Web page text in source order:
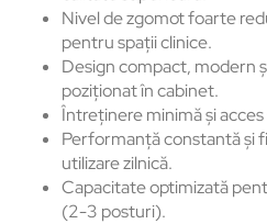
Nivel de zgomot foarte
pentru spații clinice.
Design compact, modern
poziționat în cabinet.
Întreținere minimă și
Performanță constantă și
utilizare zilnică.
Capacitate optimizată
(2-3 posturi).